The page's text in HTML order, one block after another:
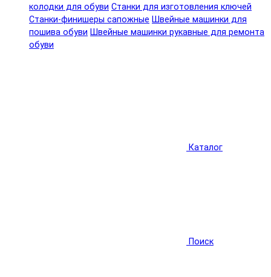
колодки для обуви Станки для изготовления ключей
Станки-финишеры сапожные Швейные машинки для
пошива обуви Швейные машинки рукавные для ремонта
обуви
Каталог
Поиск